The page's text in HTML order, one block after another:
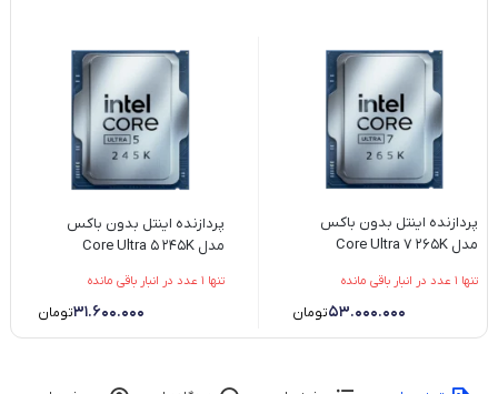
پردازنده اینتل بدون باکس
مدل Core Ultra 7 265K
تنها 1 عدد در انبار باقی مانده
53.000.000تومان
پردازنده اینتل بدون باکس
مدل Core Ultra 5 245K
تنها 1 عدد در انبار باقی مانده
31.600.000تومان